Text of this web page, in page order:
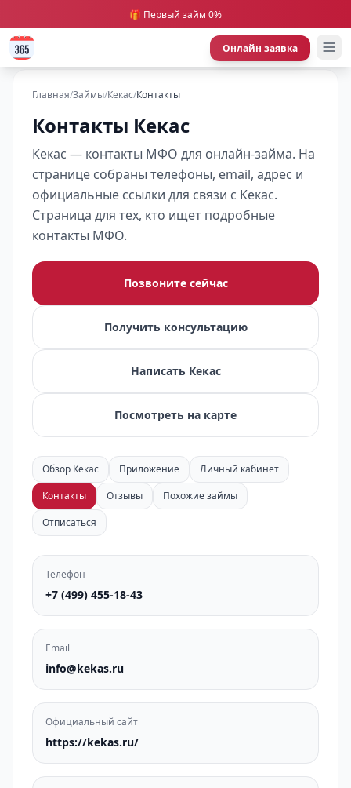
🎁 Первый займ 0%
Онлайн заявка
Главная/Займы/Кекас/Контакты
Контакты Кекас
Кекас — контакты МФО для онлайн-займа. На
странице собраны телефоны, email, адрес и
официальные ссылки для связи с Кекас.
Страница для тех, кто ищет подробные
контакты МФО.
Позвоните сейчас
Получить консультацию
Написать Кекас
Посмотреть на карте
Обзор Кекас Приложение
Личный кабинет
Контакты
Отзывы
Похожие займы
Отписаться
Телефон
+7 (499) 455-18-43
Email
info@kekas.ru
Официальный сайт
https://kekas.ru/